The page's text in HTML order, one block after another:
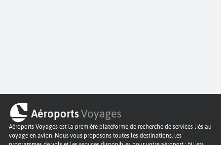
AéroportsVoyages
Aéroports Voyages est la première plateforme de recherche de services liés au
voyage en avion. Nous vous proposons toutes les destinations, les